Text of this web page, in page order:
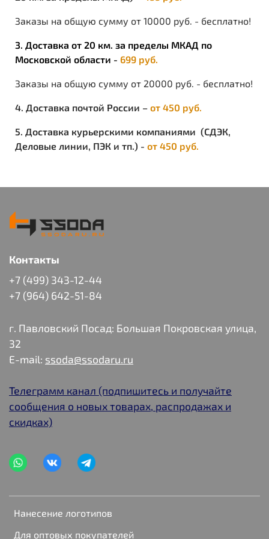
отсутствие пилингуемости;
низкая сминаемость;
хорошая пористость;
ОСОБЕННОСТИ:
при длительной эксплуатации (многократная стирка)
минимальная усадка.
Заказы на общую сумму от 10000 руб. - бесплатно!
3. Доставка от 20 км. за пределы МКАД по
Московской области - 699 руб.
Заказы на общую сумму от 20000 руб. - бесплатно!
4. Доставка почтой России – от 450 руб.
5. Доставка курьерскими компаниями (СДЭК,
Деловые линии, ПЭК и тп.) - от 450 руб.
Нанесение логотипов
Для оптовых покупателей
Контакты
+7 (499) 343-12-44
+7 (964) 642-51-84
г. Павловский Посад: Большая Покровская улица,
32
E-mail: ssoda@ssodaru.ru
Телеграмм канал (подпишитесь и получайте
сообщения о новых товарах, распродажах и
скидках)